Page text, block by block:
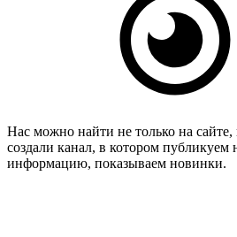
Нас можно найти не только на
создали канал, в котором публикуем
информацию, показываем новинки.